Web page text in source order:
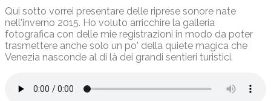
Qui sotto vorrei presentare delle riprese sonore nate
nell'inverno 2015. Ho voluto arricchire la galleria
fotografica con delle mie registrazioni in modo da poter
trasmettere anche solo un po' della quiete magica che
Venezia nasconde al di là dei grandi sentieri turistici.